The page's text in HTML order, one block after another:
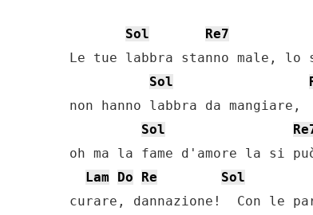
Sol
Re7
Le tue labbra stanno male, lo
Sol
non hanno labbra da mangiare,
Sol
oh ma la fame d'amore la si
Lam
Do Re
Sol